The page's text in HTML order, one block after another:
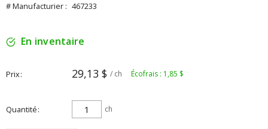
# Manufacturier : 467233
En inventaire
Prix 29,13 $ / ch Écofrais : 1,85 $
Quantité ch